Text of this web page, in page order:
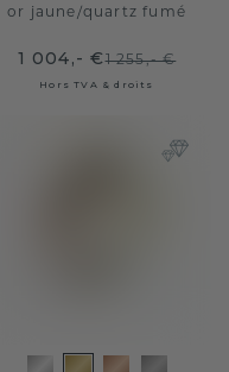
or jaune/quartz fumé
1 004,- €1 255,- €
Hors TVA & droits